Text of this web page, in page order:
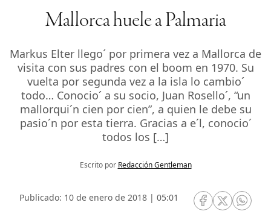
Mallorca huele a Palmaria
Markus Elter llego´ por primera vez a Mallorca de
visita con sus padres con el boom en 1970. Su
vuelta por segunda vez a la isla lo cambio´
todo… Conocio´ a su socio, Juan Rosello´, “un
mallorqui´n cien por cien”, a quien le debe su
pasio´n por esta tierra. Gracias a e´l, conocio´
todos los […]
Escrito por Redacción Gentleman
Publicado: 10 de enero de 2018 | 05:01
RRSS Facebook
RRSSRRSS